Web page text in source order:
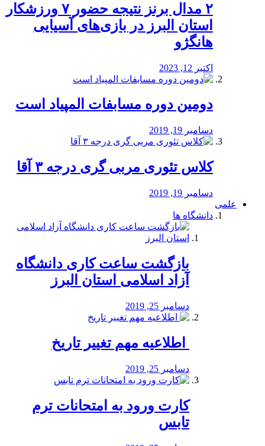
۲ مدال برنز نتیجه حضور ۷ ورزشکار
استان البرز در بازی‌های آسیایی
هانگژو
اکتبر 12, 2023
دومین دوره مسابفات المپیاد است
دسامبر 19, 2019
کلاس تئوری مربی گری درجه ۳ آقا
دسامبر 19, 2019
علمی
دانشگاه ها
بازگشت ساعت کاری دانشگاه
آزاد اسلامی استان البرز
دسامبر 25, 2019
️ اطلاعیه مهم تغییر تاریخ
دسامبر 25, 2019
کارت ورود به امتحانات ترم
تابس